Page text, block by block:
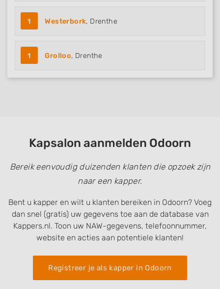
1 Westerbork, Drenthe
1 Grolloo, Drenthe
Kapsalon aanmelden Odoorn
Bereik eenvoudig duizenden klanten die opzoek zijn
naar een kapper.
Bent u kapper en wilt u klanten bereiken in Odoorn? Voeg
dan snel (gratis) uw gegevens toe aan de database van
Kappers.nl. Toon uw NAW-gegevens, telefoonnummer,
website en acties aan potentiele klanten!
Registreer je als kapper in Odoorn
Use precise geolocation data
actively requested
Non-IAB processing purposes:
Necessary
Advertising